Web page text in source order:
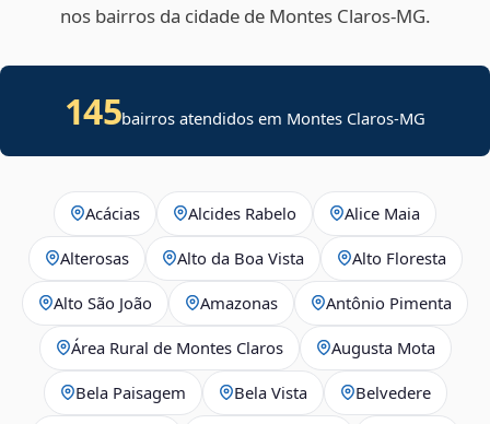
nos bairros da cidade de Montes Claros‑MG.
145bairros atendidos em Montes Claros-MG
Acácias Alcides Rabelo Alice Maia
Alterosas Alto da Boa Vista Alto Floresta
Alto São João Amazonas Antônio Pimenta
Área Rural de Montes Claros Augusta Mota
Bela Paisagem Bela Vista Belvedere